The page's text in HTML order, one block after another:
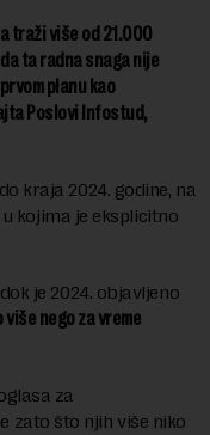
traži više od 21.000
ta radna snaga nije
planu kao
Poslovi Infostud,
kraja 2024. godine, na
kojima je eksplicitno
je 2024. objavljeno
više nego za vreme
za
zato što njih više niko